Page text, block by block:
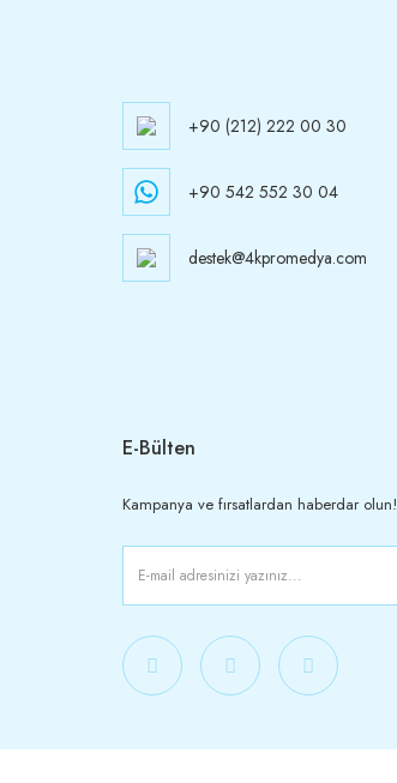
+90 (212) 222 00 30
+90 542 552 30 04
destek@4kpromedya.com
E-Bülten
Kampanya ve fırsatlardan haberdar olun!